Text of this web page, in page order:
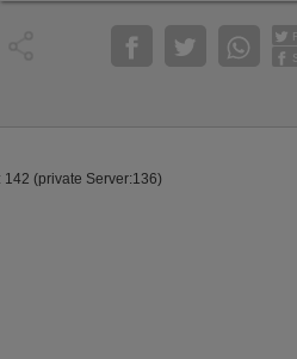
(private Server:136)